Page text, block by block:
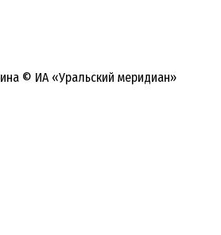
© ИА «Уральский меридиан»